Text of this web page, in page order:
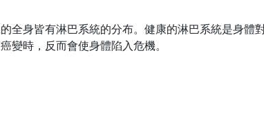
全身皆有淋巴系統的分布。健康的淋巴系統是身體
變時，反而會使身體陷入危機。